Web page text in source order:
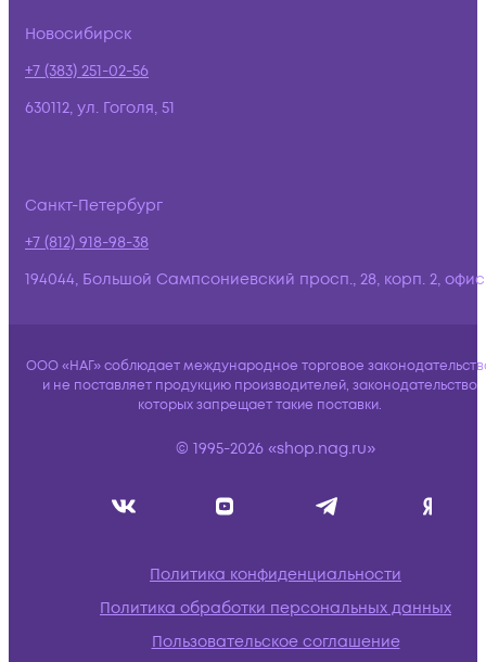
Новосибирск
+7 (383) 251-02-56
630112, ул. Гоголя, 51
Санкт-Петербург
+7 (812) 918-98-38
194044, Большой Сампсониевский просп., 28, корп. 2,
ООО «НАГ» соблюдает международное торговое
и не поставляет продукцию производителей, законодательство
которых запрещает такие поставки.
© 1995-2026 «shop.nag.ru»
Политика конфиденциальности
Политика обработки персональных данных
Пользовательское соглашение